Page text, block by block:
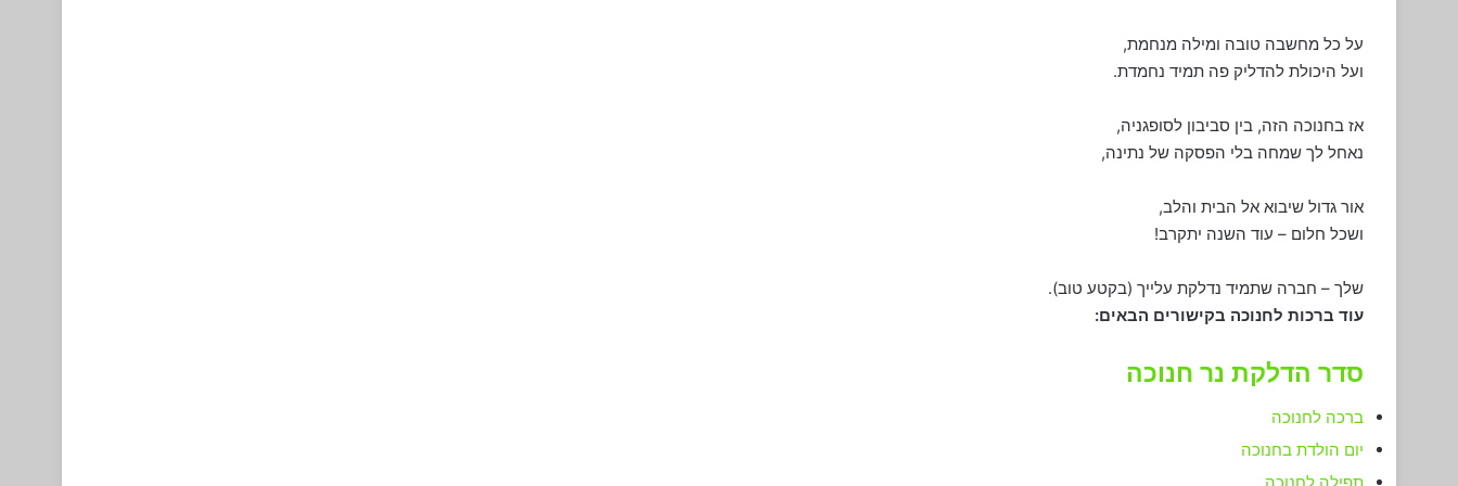
על כל מחשבה טובה ומילה מנחמת,
ועל היכולת להדליק פה תמיד נחמדת.
אז בחנוכה הזה, בין סביבון לסופגניה,
נאחל לך שמחה בלי הפסקה של נתינה,
אור גדול שיבוא אל הבית והלב,
ושכל חלום – עוד השנה יתקרב!
שלך – חברה שתמיד נדלקת עלייך (בקטע טוב).
עוד ברכות לחנוכה בקישורים הבאים:
סדר הדלקת נר חנוכה
ברכה לחנוכה
יום הולדת בחנוכה
תפילה לחנוכה